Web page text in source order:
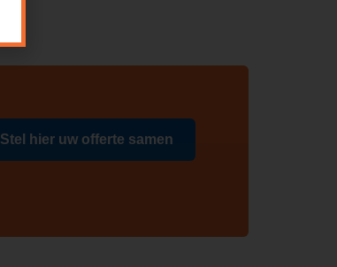
Stel hier uw offerte samen